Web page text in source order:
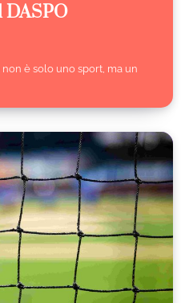
DASPO
è solo uno sport, ma un